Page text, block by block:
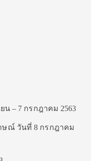
น – 7 กรกฎาคม 2563
ษณ์ วันที่ 8 กรกฎาคม